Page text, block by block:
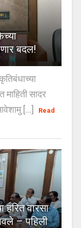
बदल!
सादर
[...]
Read
वारसा
– पहिली